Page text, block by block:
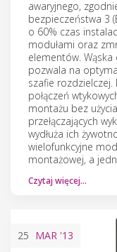
awaryjnego,
bezpieczeństwa 3
o 60% czas
modułami oraz
elementów.
pozwala na
szafie
połączeń
montażu bez
przełączających
wydłuża ich
wielofunkcyjne
montażowej, a
Czytaj więcej…
25 MAR '13